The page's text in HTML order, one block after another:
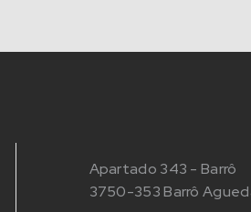
Apartado 343 - Barrô
3750-353 Barrô